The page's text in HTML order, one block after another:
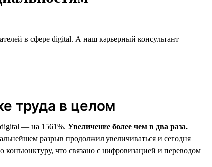
в сфере digital. А наш карьерный консультант
труда в целом
digital — на 1561%. Увеличение более чем в два раза.
разрыв продолжил увеличиваться и сегодня
конъюнктуру, что связано с цифровизацией и переводом